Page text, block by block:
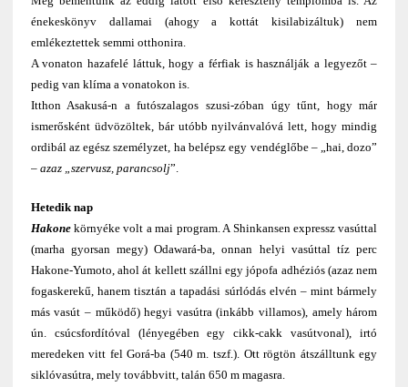
énekeskönyv dallamai (ahogy a kottát kisilabizáltuk) nem
emlékeztettek semmi otthonira.
A vonaton hazafelé láttuk, hogy a férfiak is használják a legyezőt –
pedig van klíma a vonatokon is.
Itthon Asakusá-n a futószalagos szusi-zóban úgy tűnt, hogy már
ismerősként üdvözöltek, bár utóbb nyilvánvalóvá lett, hogy mindig
ordibál az egész személyzet, ha belépsz egy vendéglőbe – „hai, dozo”
– azaz „szervusz, parancsolj”.
Hetedik nap
Hakonekörnyéke volt a mai program. A Shinkansen expressz vasúttal
(marha gyorsan megy) Odawará-ba, onnan helyi vasúttal tíz perc
Hakone-Yumoto, ahol át kellett szállni egy jópofa adhéziós (azaz nem
fogaskerekű, hanem tisztán a tapadási súrlódás elvén – mint bármely
más vasút – működő) hegyi vasútra (inkább villamos), amely három
ún. csúcsfordítóval (lényegében egy cikk-cakk vasútvonal), irtó
meredeken vitt fel Gorá-ba (540 m. tszf.). Ott rögtön átszálltunk egy
siklóvasútra, mely továbbvitt, talán 650 m magasra.